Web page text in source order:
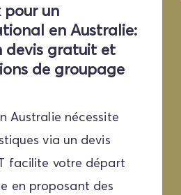
un
en Australie:
devis gratuit et
de groupage
Australie nécessite
via un devis
facilite votre départ
en proposant des